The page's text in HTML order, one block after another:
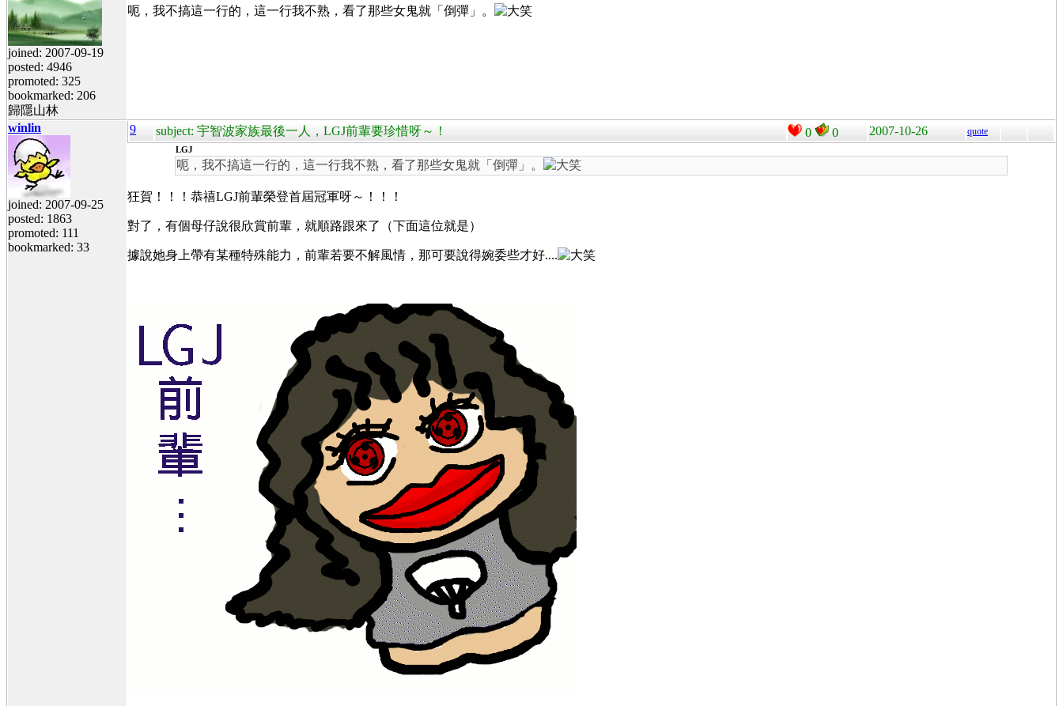
joined: 2007-09-19
posted: 4946
promoted: 325
bookmarked: 206
歸隱山林
呃，我不搞這一行的，這一行我不熟，看了那些女鬼就「倒彈」。
winlin
joined: 2007-09-25
posted: 1863
promoted: 111
bookmarked: 33
9 subject: 宇智波家族最後一人，LGJ前輩要珍惜呀～！ 0 0 2007-10-26 quote
LGJ
呃，我不搞這一行的，這一行我不熟，看了那些女鬼就「倒彈」。
狂賀！！！恭禧LGJ前輩榮登首屆冠軍呀～！！！
對了，有個母仔說很欣賞前輩，就順路跟來了（下面這位就是）
據說她身上帶有某種特殊能力，前輩若要不解風情，那可要說得婉委些才好....